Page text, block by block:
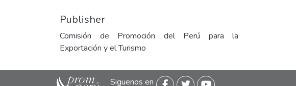
Publisher
Comisión de Promoción del Perú para la
Exportación y el Turismo
Siguenos en